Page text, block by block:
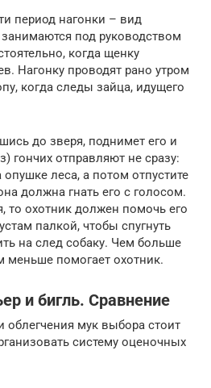
период нагонки – вид
под руководством
когда щенку
Нагонку проводят рано утром
когда следы зайца, идущего
до зверя, поднимет его и
гончих отправляют не сразу:
леса, а потом отпустите
должна гнать его с голосом.
то охотник должен помочь его
палкой, чтобы спугнуть
на след собаку. Чем больше
меньше помогает охотник.
и бигль. Сравнение
облегчения мук выбора стоит
систему оценочных